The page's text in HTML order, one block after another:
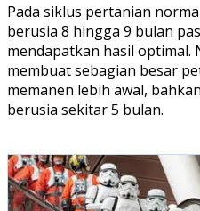
Pada siklus pertanian
berusia 8 hingga 9 bulan
mendapatkan hasil optimal.
membuat sebagian besar
memanen lebih awal,
berusia sekitar 5 bulan.